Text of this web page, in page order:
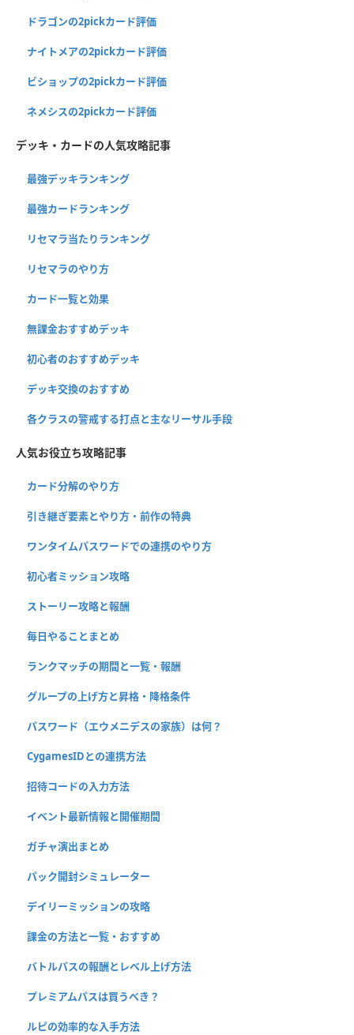
ドラゴンの2pickカード評価
ナイトメアの2pickカード評価
ビショップの2pickカード評価
ネメシスの2pickカード評価
デッキ・カードの人気攻略記事
最強デッキランキング
最強カードランキング
リセマラ当たりランキング
リセマラのやり方
カード一覧と効果
無課金おすすめデッキ
初心者のおすすめデッキ
デッキ交換のおすすめ
各クラスの警戒する打点と主なリーサル手段
人気お役立ち攻略記事
カード分解のやり方
引き継ぎ要素とやり方・前作の特典
ワンタイムパスワードでの連携のやり方
初心者ミッション攻略
ストーリー攻略と報酬
毎日やることまとめ
ランクマッチの期間と一覧・報酬
グループの上げ方と昇格・降格条件
パスワード（エウメニデスの家族）は何？
CygamesIDとの連携方法
招待コードの入力方法
イベント最新情報と開催期間
ガチャ演出まとめ
パック開封シミュレーター
デイリーミッションの攻略
課金の方法と一覧・おすすめ
バトルパスの報酬とレベル上げ方法
プレミアムパスは買うべき？
ルピの効率的な入手方法